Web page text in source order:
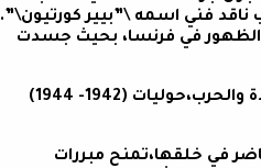
فني اسمه \”بيير كورتيون\”.
الظهور في فرنسا، بحيث جسدت
4س- حين قراءة نصوصكم الأولى الصادرة سنة1999 ،تحت عنوان \”القصيدة والحرب،حوليات (1942- 1944)
في خلقها،تمنح مبررات